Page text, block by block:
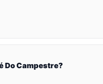
Do Campestre?